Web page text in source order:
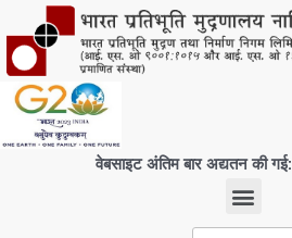
वेबसाइट अंतिम बार अद्यतन की गई: